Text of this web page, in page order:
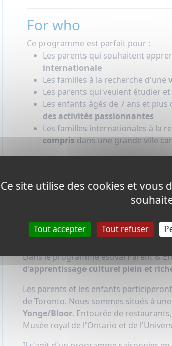
For who
Ce programme est parfait pour :
Les parents qui souhaitent
internationale
Les familles à la recherche d'une
Les parents qui veulent étudier
Les enfants âgés de 7 ans et
des activités passionnantes
Les familles internationales à la
comprisdans une grande ville
Aperçu
Dans le programme estival Parent &
d'apprentissage culturel plein et
Les parents et les enfants
de Toronto. Nous sommes situés à une
Yonge/Bloor. Entourée de
Musée royal de l'Ontario et de
Ce site utilise des cookies et vous
Tout accepter Tout refuser